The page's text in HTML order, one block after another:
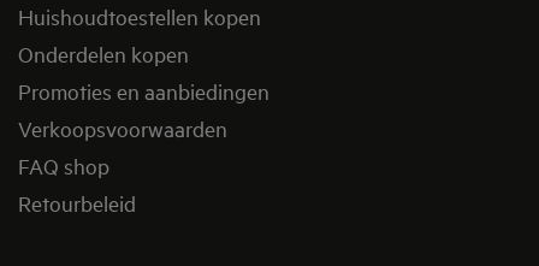
Huishoudtoestellen kopen
Onderdelen kopen
Promoties en aanbiedingen
Verkoopsvoorwaarden
FAQ shop
Retourbeleid​